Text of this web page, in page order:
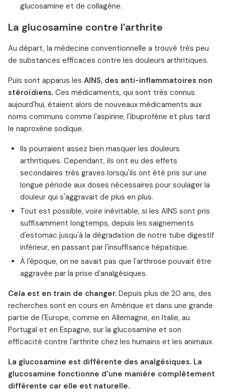
glucosamine et de collagène.
La glucosamine contre l'arthrite
Au départ, la médecine conventionnelle a trouvé très peu
de substances efficaces contre les douleurs arthritiques.
Puis sont apparus les AINS, des anti-inflammatoires non
stéroïdiens. Ces médicaments, qui sont très connus
aujourd'hui, étaient alors de nouveaux médicaments aux
noms communs comme l'aspirine, l'ibuprofène et plus tard
le naproxène sodique.
Ils pourraient assez bien masquer les douleurs
arthritiques. Cependant, ils ont eu des effets
secondaires très graves lorsqu'ils ont été pris sur une
longue période aux doses nécessaires pour soulager la
douleur qui s'aggravait de plus en plus.
Tout est possible, voire inévitable, si les AINS sont pris
suffisamment longtemps, depuis les saignements
d'estomac jusqu'à la dégradation de notre tube digestif
inférieur, en passant par l'insuffisance hépatique.
À l'époque, on ne savait pas que l'arthrose pouvait être
aggravée par la prise d'analgésiques.
Cela est en train de changer. Depuis plus de 20 ans, des
recherches sont en cours en Amérique et dans une grande
partie de l'Europe, comme en Allemagne, en Italie, au
Portugal et en Espagne, sur la glucosamine et son
efficacité contre l'arthrite chez les humains et les animaux.
La glucosamine est différente des analgésiques. La
glucosamine fonctionne d'une manière complètement
différente car elle est naturelle.